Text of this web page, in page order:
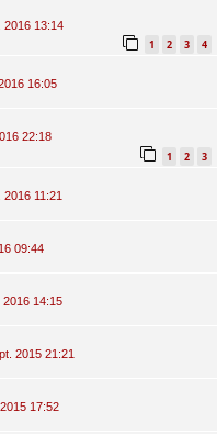
2016 13:14
1 2 3 4
16:05
22:18
1 2 3
2016 11:21
09:44
2016 14:15
2015 21:21
17:52